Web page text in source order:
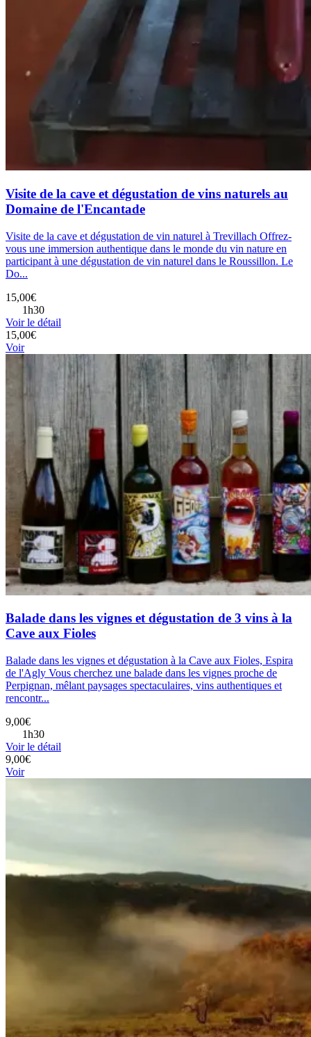
Visite de la cave et dégustation de vins naturels au
Domaine de l'Encantade
Visite de la cave et dégustation de vin naturel à Trevillach Offrez-
vous une immersion authentique dans le monde du vin nature en
participant à une dégustation de vin naturel dans le Roussillon. Le
Do...
15,00€
1h30
Voir le détail
15,00€
Voir
Balade dans les vignes et dégustation de 3 vins à la
Cave aux Fioles
Balade dans les vignes et dégustation à la Cave aux Fioles, Espira
de l'Agly Vous cherchez une balade dans les vignes proche de
Perpignan, mêlant paysages spectaculaires, vins authentiques et
rencontr...
9,00€
1h30
Voir le détail
9,00€
Voir